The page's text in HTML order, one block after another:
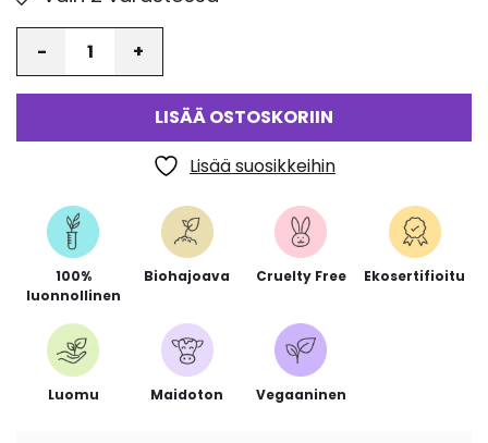
LISÄÄ OSTOSKORIIN
Lisää suosikkeihin
100%
luonnollinen
Biohajoava Cruelty Free Ekosertifioitu
Luomu Maidoton Vegaaninen